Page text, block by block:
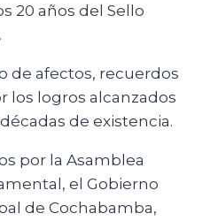
20 años del Sello
de afectos, recuerdos
los logros alcanzados
de existencia.
por la Asamblea
el Gobierno
de Cochabamba,